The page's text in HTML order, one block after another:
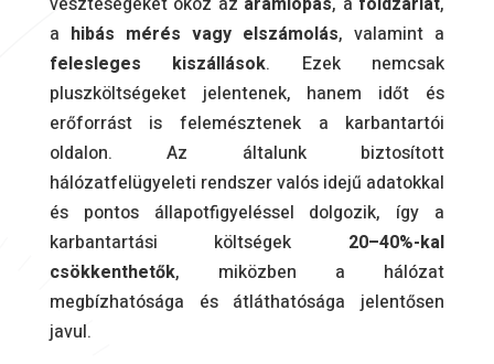
a hibás mérés vagy elszámolás, valamint a
felesleges kiszállások. Ezek nemcsak
pluszköltségeket jelentenek, hanem időt és
erőforrást is felemésztenek a karbantartói
oldalon. Az általunk biztosított
hálózatfelügyeleti rendszer valós idejű adatokkal
és pontos állapotfigyeléssel dolgozik, így a
karbantartási költségek 20–40%-kal
csökkenthetők, miközben a hálózat
megbízhatósága és átláthatósága jelentősen
javul.